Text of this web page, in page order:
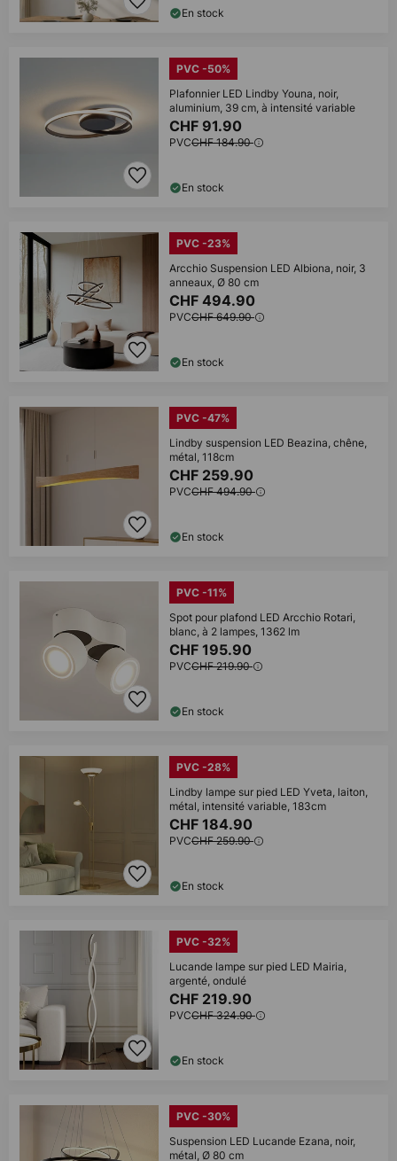
En stock
PVC -50%
Plafonnier LED Lindby Youna, noir,
aluminium, 39 cm, à intensité variable
CHF 91.90
PVCCHF 184.90
En stock
PVC -23%
Arcchio Suspension LED Albiona, noir, 3
anneaux, Ø 80 cm
CHF 494.90
PVCCHF 649.90
En stock
PVC -47%
Lindby suspension LED Beazina, chêne,
métal, 118cm
CHF 259.90
PVCCHF 494.90
En stock
PVC -11%
Spot pour plafond LED Arcchio Rotari,
blanc, à 2 lampes, 1362 lm
CHF 195.90
PVCCHF 219.90
En stock
PVC -28%
Lindby lampe sur pied LED Yveta, laiton,
métal, intensité variable, 183cm
CHF 184.90
PVCCHF 259.90
En stock
PVC -32%
Lucande lampe sur pied LED Mairia,
argenté, ondulé
CHF 219.90
PVCCHF 324.90
En stock
PVC -30%
Suspension LED Lucande Ezana, noir,
métal, Ø 80 cm